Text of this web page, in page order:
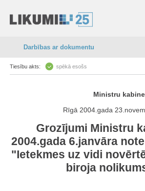
Darbības ar dokumentu
Tiesību akts: spēkā esošs
Ministru
Rīgā 2004.gada
Grozījumi Ministru
2004.gada 6.janvāra
"Ietekmes uz vidi
biroja